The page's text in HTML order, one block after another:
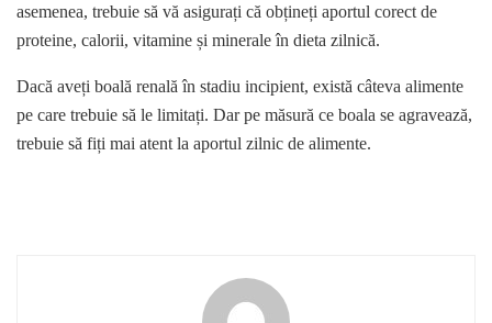
asemenea, trebuie să vă asigurați că obțineți aportul corect de
proteine, calorii, vitamine și minerale în dieta zilnică.
Dacă aveți boală renală în stadiu incipient, există câteva alimente
pe care trebuie să le limitați. Dar pe măsură ce boala se agravează,
trebuie să fiți mai atent la aportul zilnic de alimente.